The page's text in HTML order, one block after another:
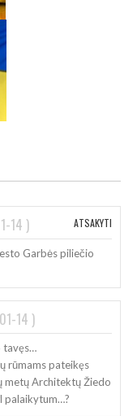
14 ) ATSAKYTI
Garbės piliečio
14 )
tavęs…
rūmams pateikęs
metų Architektų Žiedo
palaikytum…?